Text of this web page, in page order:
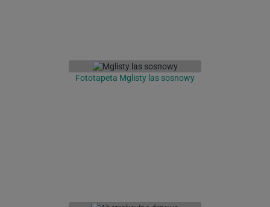
Fototapeta Mglisty las sosnowy